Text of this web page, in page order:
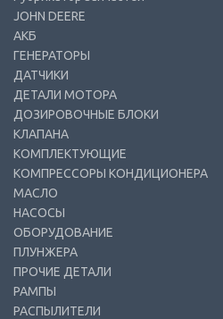
JOHN DEERE
АКБ
ГЕНЕРАТОРЫ
ДАТЧИКИ
ДЕТАЛИ МОТОРА
ДОЗИРОВОЧНЫЕ БЛОКИ
КЛАПАНА
КОМПЛЕКТУЮЩИЕ
КОМПРЕССОРЫ КОНДИЦИОНЕРА
МАСЛО
НАСОСЫ
ОБОРУДОВАНИЕ
ПЛУНЖЕРА
ПРОЧИЕ ДЕТАЛИ
РАМПЫ
РАСПЫЛИТЕЛИ